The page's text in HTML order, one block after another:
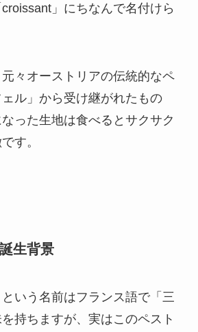
」にちなんで名付けら
々オーストリアの伝統的なペ
ル」から受け継がれたもの
った生地は食べるとサクサク
す。
生背景
という名前はフランス語で「三
持ちますが、実はこのペスト